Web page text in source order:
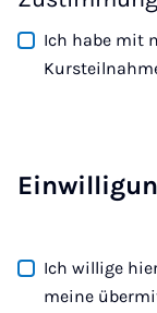
Ich habe mit
Ich willige
meine